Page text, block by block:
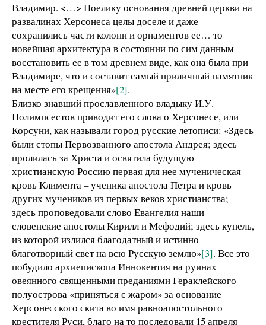
Владимир. <…> Поелику основания древней церкви на
развалинах Херсонеса целы доселе и даже
сохранились части колонн и орнаментов ее… то
новейшая архитектура в состоянии по сим данным
восстановить ее в том древнем виде, как она была при
Владимире, что и составит самый приличный памятник
на месте его крещения»[2].
Близко знавший прославленного владыку И.У.
Полимпсестов приводит его слова о Херсонесе, или
Корсуни, как называли город русские летописи: «Здесь
были стопы Первозванного апостола Андрея; здесь
пролилась за Христа и освятила будущую
христианскую Россию первая для нее мученическая
кровь Климента – ученика апостола Петра и кровь
других мучеников из первых веков христианства;
здесь проповедовали слово Евангелия наши
словенские апостолы Кирилл и Мефодий; здесь купель,
из которой излился благодатный и истинно
благотворный свет на всю Русскую землю»[3]. Все это
побудило архиепископа Иннокентия на руинах
овеянного священными преданиями Гераклейского
полуострова «приняться с жаром» за основание
Херсонесского скита во имя равноапостольного
крестителя Руси, благо на то последовали 15 апреля